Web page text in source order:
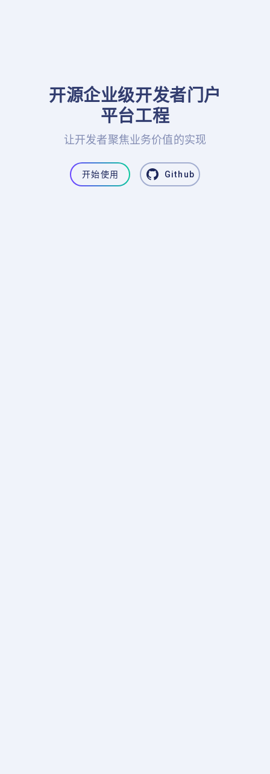
开源企业级开发者门户
平台工程
让开发者聚焦业务价值的实现
开始使用 Github